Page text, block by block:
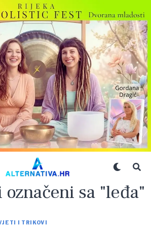
označeni sa "leđa"
I TRIKOVI